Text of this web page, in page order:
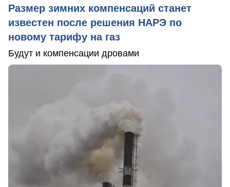
Размер зимних компенсаций станет
известен после решения НАРЭ по
новому тарифу на газ
Будут и компенсации дровами